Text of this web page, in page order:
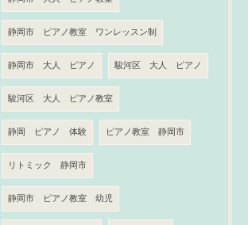
静岡市 ピアノ教室 ワンレッスン制
静岡市 大人 ピアノ 駿河区 大人 ピアノ
駿河区 大人 ピアノ教室
静岡 ピアノ 体験 ピアノ教室 静岡市
リトミック 静岡市
静岡市 ピアノ教室 幼児